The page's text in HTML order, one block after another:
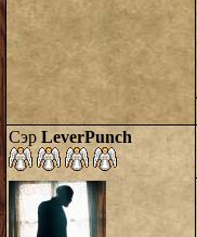
Сэр LeverPunch